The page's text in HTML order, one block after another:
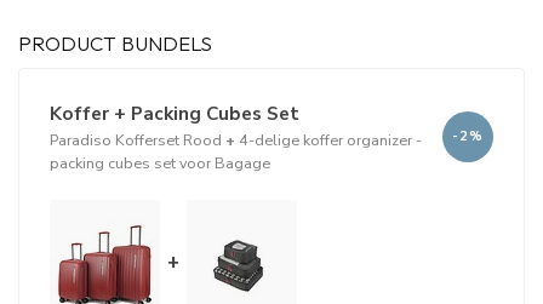
PRODUCT BUNDELS
Koffer + Packing Cubes Set
Paradiso Kofferset Rood + 4-delige koffer organizer -
packing cubes set voor Bagage
-2%
+